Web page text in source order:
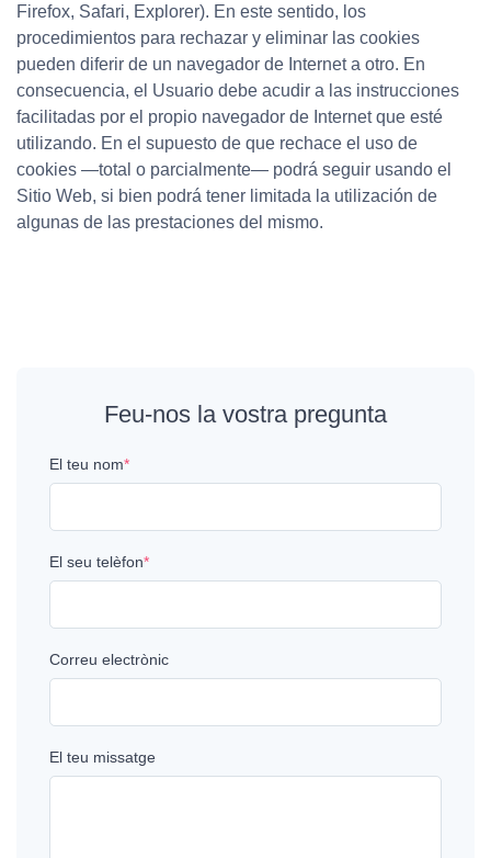
Firefox, Safari, Explorer). En este sentido, los
procedimientos para rechazar y eliminar las cookies
pueden diferir de un navegador de Internet a otro. En
consecuencia, el Usuario debe acudir a las instrucciones
facilitadas por el propio navegador de Internet que esté
utilizando. En el supuesto de que rechace el uso de
cookies —total o parcialmente— podrá seguir usando el
Sitio Web, si bien podrá tener limitada la utilización de
algunas de las prestaciones del mismo.
Feu-nos la vostra pregunta
El teu nom*
El seu telèfon*
Correu electrònic
El teu missatge